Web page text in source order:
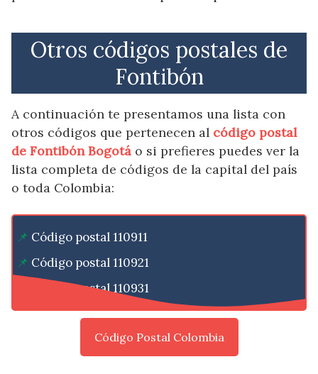
Otros códigos postales de
Fontibón
A continuación te presentamos una lista con
otros códigos que pertenecen al código postal
de Fontibón Bogotá o si prefieres puedes ver la
lista completa de códigos de la capital del país
o toda Colombia:
Código postal 110911
Código postal 110921
Código postal 110931
Código Postal Colombia